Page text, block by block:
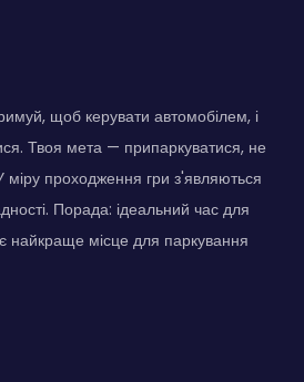
щоб керувати автомобілем, і
Твоя мета — припаркуватися, не
проходження гри з'являються
Порада: ідеальний час для
найкраще місце для паркування